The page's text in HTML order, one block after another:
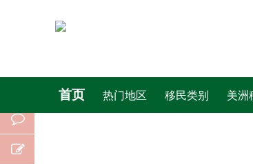
首页 热门地区 移民类别 美洲